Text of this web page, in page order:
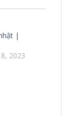
|
2023